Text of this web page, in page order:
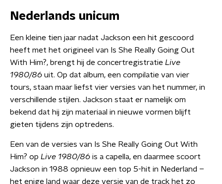
Nederlands unicum
Een kleine tien jaar nadat Jackson een hit gescoord
heeft met het origineel van Is She Really Going Out
With Him?, brengt hij de concertregistratie Live
1980/86 uit. Op dat album, een compilatie van vier
tours, staan maar liefst vier versies van het nummer, in
verschillende stijlen. Jackson staat er namelijk om
bekend dat hij zijn materiaal in nieuwe vormen blijft
gieten tijdens zijn optredens.
Een van de versies van Is She Really Going Out With
Him? op Live 1980/86 is a capella, en daarmee scoort
Jackson in 1988 opnieuw een top 5-hit in Nederland –
het enige land waar deze versie van de track het zo